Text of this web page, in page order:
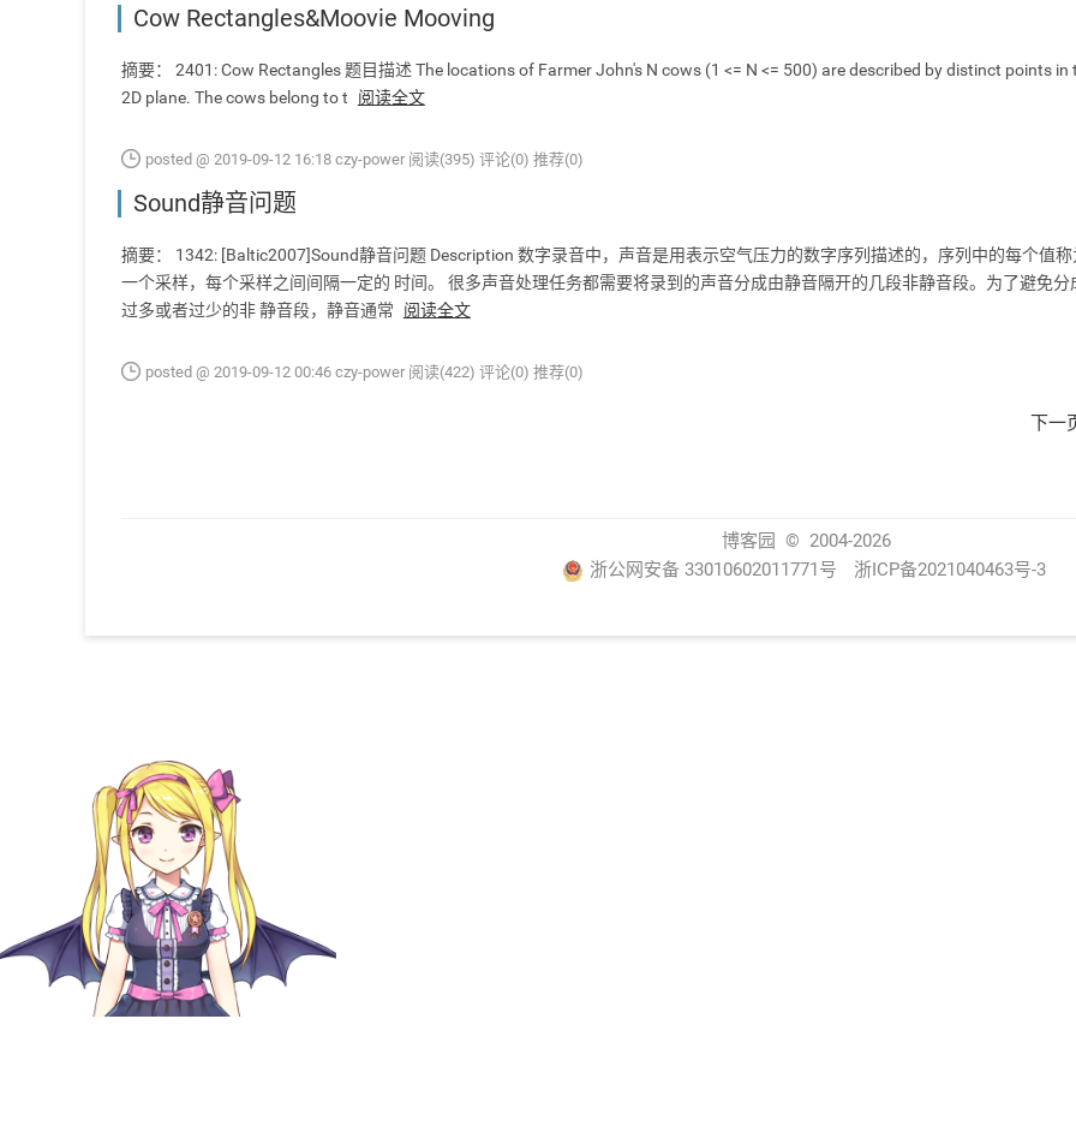
Cow Rectangles&Moovie Mooving
摘要： 2401: Cow Rectangles 题目描述 The locations of Farmer John's N cows (1 <= N <= 500) are described by distinct points in
2D plane. The cows belong to t
阅读全文
posted @ 2019-09-12 16:18 czy-power 阅读(395) 评论(0) 推荐(0)
Sound静音问题
摘要： 1342: [Baltic2007]Sound静音问题 Description 数字录音中，声音是用表示空气压力的数字序列描述的，序列中的每个值称
一个采样，每个采样之间间隔一定的 时间。 很多声音处理任务都需要将录到的声音分成由静音隔开的几段非静音段。为了避免分
过多或者过少的非 静音段，静音通常
阅读全文
posted @ 2019-09-12 00:46 czy-power 阅读(422) 评论(0) 推荐(0)
下一
博客园 © 2004-2026
浙公网安备 33010602011771号
浙ICP备2021040463号-3